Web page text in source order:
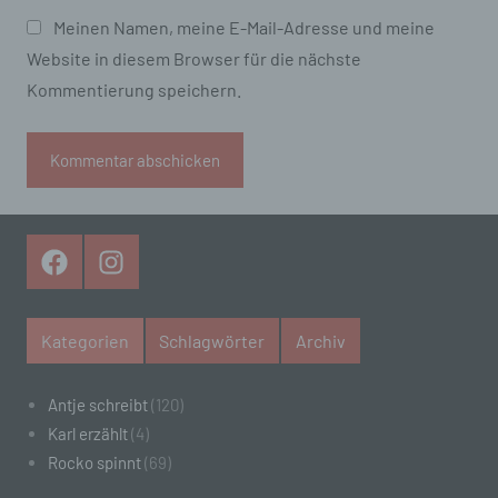
Meinen Namen, meine E-Mail-Adresse und meine
Website in diesem Browser für die nächste
Kommentierung speichern.
FacebookInstagram
Kategorien Schlagwörter Archiv
Antje schreibt(120)
Karl erzählt(4)
Rocko spinnt(69)
oder identifizierbare natürliche Person (im
Folgenden „betroffene Person") beziehen. Als
identifizierbar wird eine natürliche Person
angesehen, die direkt oder indirekt,
Kennnummer, zu Standortdaten, zu einer
Online-Kennung oder zu einem oder mehreren
besonderen Merkmalen, die Ausdruck der
physischen, physiologischen, genetischen,
psychischen, wirtschaftlichen, kulturellen oder
b) betroffene Person
Betroffene Person ist jede identifizierte oder
personenbezogene Daten von dem für die
Verarbeitung Verantwortlichen verarbeitet